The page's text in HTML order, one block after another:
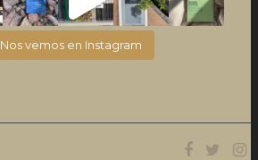
Nos vemos en Instagram